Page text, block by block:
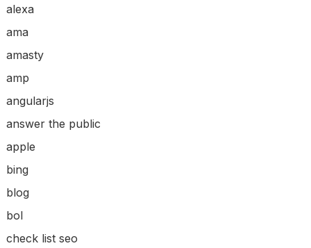
alexa
ama
amasty
amp
angularjs
answer the public
apple
bing
blog
bol
check list seo